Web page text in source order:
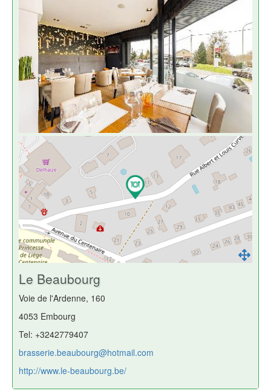
Le Beaubourg
Voie de l'Ardenne, 160
4053 Embourg
Tel: +3242779407
brasserie.beaubourg@hotmail.com
http://www.le-beaubourg.be/